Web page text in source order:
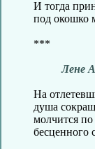
И тогда
под окошко
***
Лене
На
душа
молчится по
бесценного